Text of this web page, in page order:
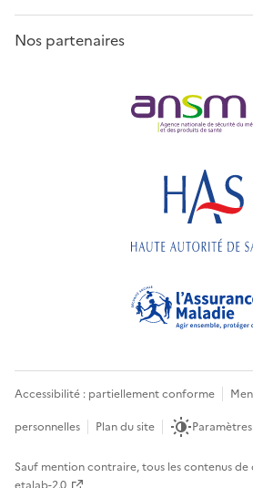
Nos partenaires
Accessibilité : partiellement conforme
personnelles
Plan du site
Sauf mention contraire, tous les contenus de